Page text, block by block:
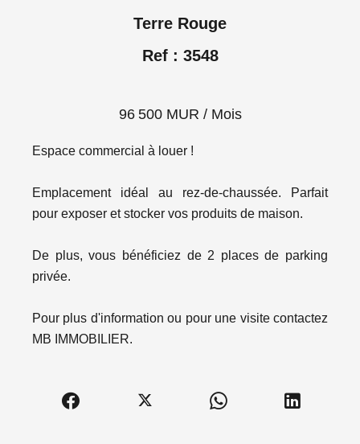
Terre Rouge
Ref : 3548
96 500 MUR / Mois
Espace commercial à louer !
Emplacement idéal au rez-de-chaussée. Parfait
pour exposer et stocker vos produits de maison.
De plus, vous bénéficiez de 2 places de parking
privée.
Pour plus d'information ou pour une visite contactez
MB IMMOBILIER.